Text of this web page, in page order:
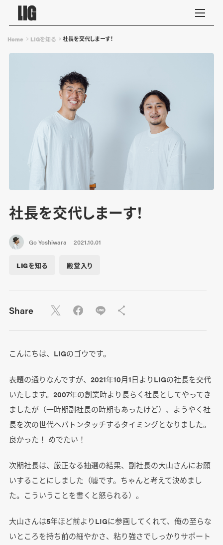
Home LIGを知る 社長を交代しまーす！
社長を交代しまーす！
Go Yoshiwara 2021.10.01
LIGを知る 殿堂入り
Share
こんにちは、LIGのゴウです。
表題の通りなんですが、2021年10月1日よりLIGの社長を交代
いたします。2007年の創業時より長らく社長としてやってき
ましたが（一時期副社長の時期もあったけど）、ようやく社
長を次の世代へバトンタッチするタイミングとなりました。
良かった！ めでたい！
次期社長は、厳正なる抽選の結果、副社長の大山さんにお願
いすることにしました（嘘です。ちゃんと考えて決めまし
た。こういうことを書くと怒られる）。
大山さんは5年ほど前よりLIGに参画してくれて、俺の至らな
いところを持ち前の細やかさ、粘り強さでしっかりサポート